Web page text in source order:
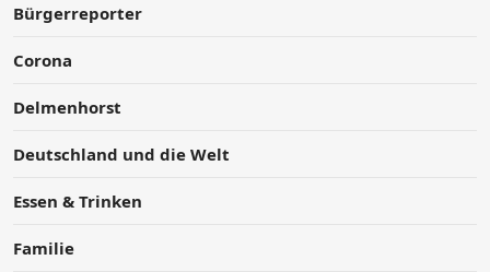
Bürgerreporter
Corona
Delmenhorst
Deutschland und die Welt
Essen & Trinken
Familie